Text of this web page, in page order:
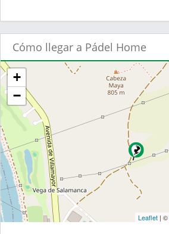
Cómo llegar a Pádel Home
+
−
Leaflet| ©